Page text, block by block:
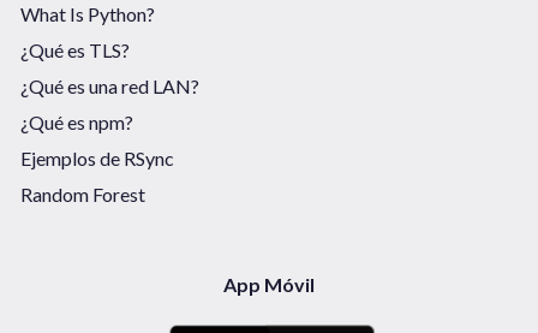
What Is Python?
¿Qué es TLS?
¿Qué es una red LAN?
¿Qué es npm?
Ejemplos de RSync
Random Forest
App Móvil